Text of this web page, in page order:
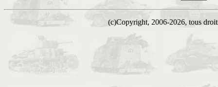
(c)Copyright, 2006-2026, tous